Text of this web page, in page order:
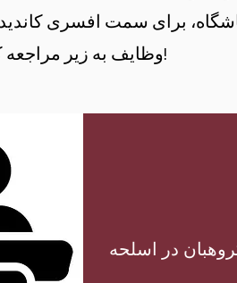
برای سمت افسری
وظایف به زیر مراجعه کنید!
در اسلحه